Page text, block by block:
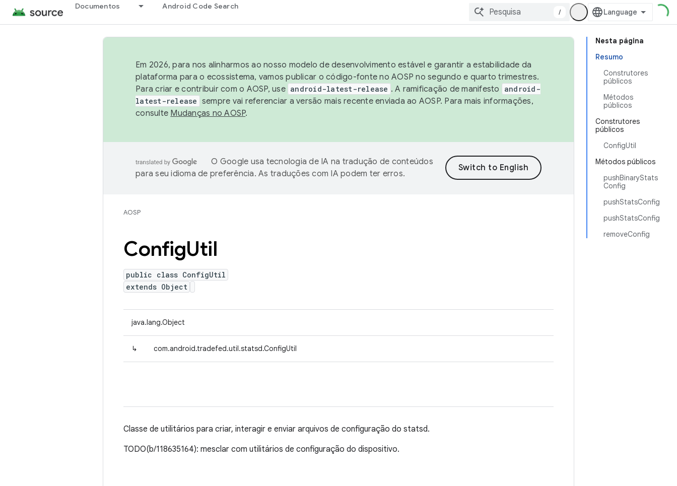
Documentos Android Code Search
/
Nesta página
Resumo
Construtores
públicos
Métodos
públicos
Construtores
públicos
ConfigUtil
Métodos públicos
pushBinaryStats
Config
pushStatsConfig
pushStatsConfig
removeConfig
Em 2026, para nos alinharmos ao nosso modelo de desenvolvimento estável e garantir a estabilidade da
plataforma para o ecossistema, vamos publicar o código-fonte no AOSP no segundo e quarto trimestres.
Para criar e contribuir com o AOSP, use android-latest-release . A ramificação de manifesto
android-
latest-release sempre vai referenciar a versão mais recente enviada ao AOSP. Para mais informações,
consulte Mudanças no AOSP.
O Google usa tecnologia de IA na tradução de conteúdos
para seu idioma de preferência. As traduções com IA podem ter erros.
AOSP
ConfigUtil
public class ConfigUtil
extends Object
java.lang.Object
↳ com.android.tradefed.util.statsd.ConfigUtil
Classe de utilitários para criar, interagir e enviar arquivos de configuração do statsd.
TODO(b/118635164): mesclar com utilitários de configuração do dispositivo.